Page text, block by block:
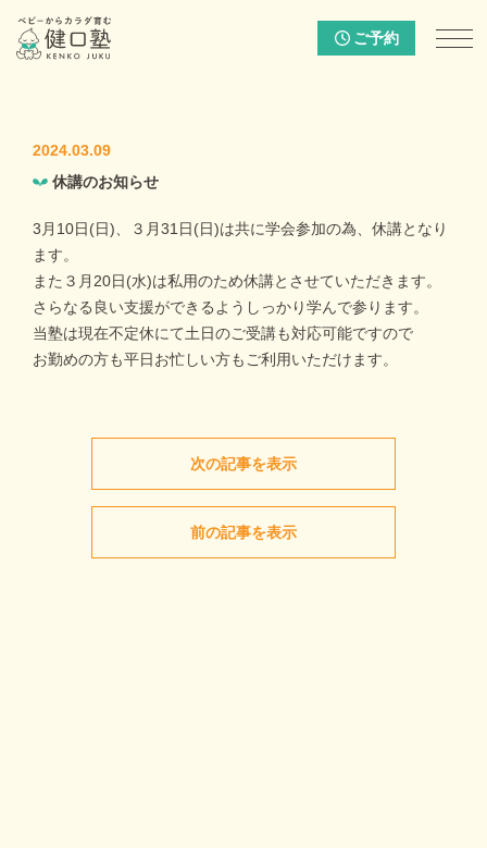
ご予約
2024.03.09
休講のお知らせ
3月10日(日)、３月31日(日)は共に学会参加の為、休講となり
ます。
また３月20日(水)は私用のため休講とさせていただきます。
さらなる良い支援ができるようしっかり学んで参ります。
当塾は現在不定休にて土日のご受講も対応可能ですので
お勤めの方も平日お忙しい方もご利用いただけます。
次の記事を表示
前の記事を表示